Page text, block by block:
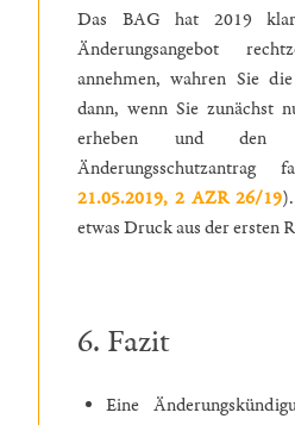
Das BAG hat 2019
Änderungsangebot
annehmen, wahren Sie
dann, wenn Sie zunächst
erheben und den
Änderungsschutzantrag
21.05.2019, 2 AZR 26/19
etwas Druck aus der ersten
6. Fazit
Eine